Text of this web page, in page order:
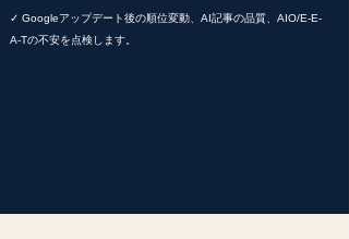
✓ Googleアップデート後の順位変動、AI記事の品質、AIO/E-E-
A-Tの不安を点検します。